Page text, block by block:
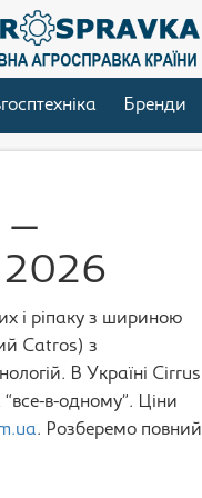
Бренди
—
2026
і ріпаку з шириною
Catros) з
В Україні Cirrus
в-одному”. Ціни
. Розберемо повний